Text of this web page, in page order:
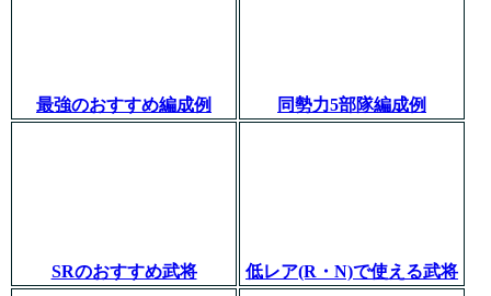
最強のおすすめ編成例 同勢力5部隊編成例
SRのおすすめ武将 低レア(R・N)で使える武将